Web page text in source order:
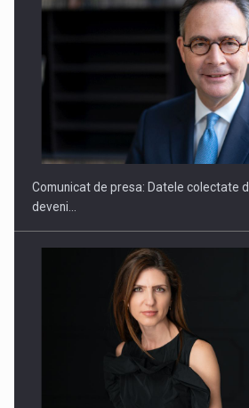
SAPTE PERSONALITATI DIN MEDIUL DE
Hard Enduro Piatra Craiului 2026,
Comunicat de presa: Datele colectate
deveni…